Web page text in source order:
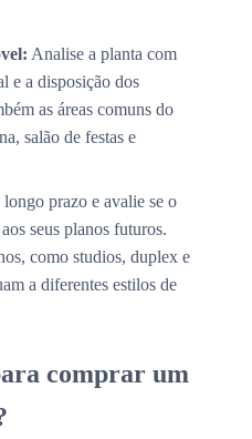
Analise a planta com
e a disposição dos
as áreas comuns do
salão de festas e
longo prazo e avalie se o
seus planos futuros.
como studios, duplex e
a diferentes estilos de
comprar um